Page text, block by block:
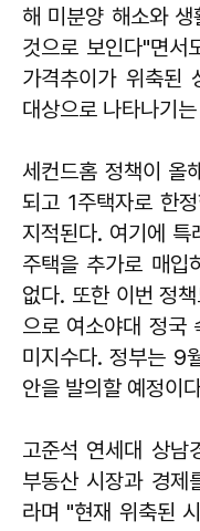
해 미분양 해소와
것으로 보인다"면서
가격추이가 위축된
대상으로 나타나기
세컨드홈 정책이 올
되고 1주택자로 한
지적된다. 여기에 특
주택을 추가로 매입
없다. 또한 이번 정
으로 여소야대 정국
미지수다. 정부는 9
안을 발의할 예정이
고준석 연세대 상남
부동산 시장과 경제
라며 "현재 위축된